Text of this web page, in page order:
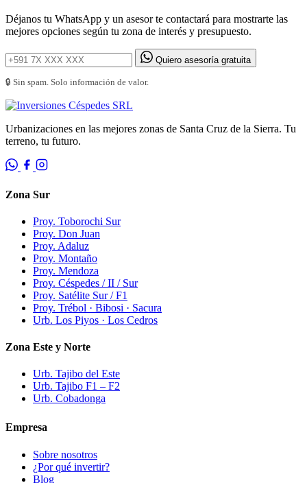
Déjanos tu WhatsApp y un asesor te contactará para mostrarte las
mejores opciones según tu zona de interés y presupuesto.
Quiero asesoría gratuita
🔒 Sin spam. Solo información de valor.
Urbanizaciones en las mejores zonas de Santa Cruz de la Sierra. Tu
terreno, tu futuro.
Zona Sur
Proy. Toborochi Sur
Proy. Don Juan
Proy. Adaluz
Proy. Montaño
Proy. Mendoza
Proy. Céspedes / II / Sur
Proy. Satélite Sur / F1
Proy. Trébol · Bibosi · Sacura
Urb. Los Piyos · Los Cedros
Zona Este y Norte
Urb. Tajibo del Este
Urb. Tajibo F1 – F2
Urb. Cobadonga
Empresa
Sobre nosotros
¿Por qué invertir?
Blog